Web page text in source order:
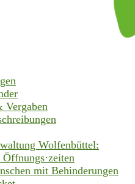
Vergaben
Wolfenbüttel:
mit Behinderungen